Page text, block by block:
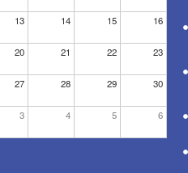
13 14 15 16
20 21 22 23
27 28 29 30
3 4 5 6